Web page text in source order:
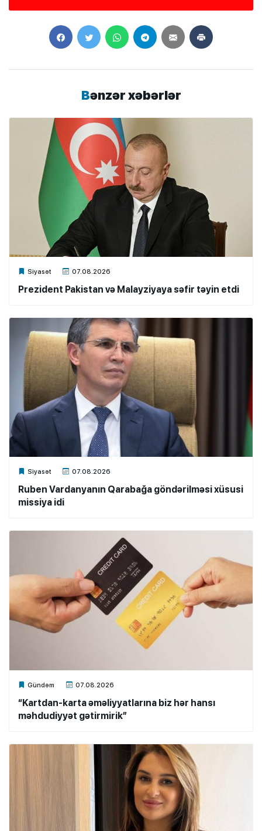
Bənzər xəbərlər
Siyasət 07.08.2026
Xalq.Online
Prezident Pakistan və Malayziyaya səfir təyin etdi
Siyasət 07.08.2026
Xalq.Online
Ruben Vardanyanın Qarabağa göndərilməsi xüsusi
missiya idi
Gündəm 07.08.2026
Xalq.Online
“Kartdan-karta əməliyyatlarına biz hər hansı
məhdudiyyət gətirmirik”